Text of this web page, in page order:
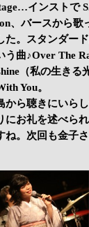
インストで
、バースから歌
た。スタンダー
う曲♪Over The
（私の生き
You。
から聴きにいら
にお礼を述べら
ね。次回も金子